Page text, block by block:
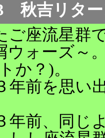
秋吉リタ
ご座流星群
ウォーズ～
か？)。
年前を思い
年前、同じ